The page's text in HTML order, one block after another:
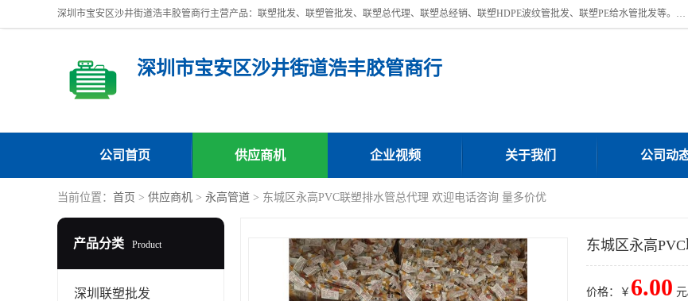
深圳市宝安区沙井街道浩丰胶管商行主营产品：联塑批发、联塑管批发、联塑总代理、联塑总经销、联塑HDPE波纹管批发、联塑PE给水管批发等。凭借服务以及多年的勤奋拼搏，发展成为一家销售各种管材管件，绝缘电工套管及配件等系列产品的贸易公司。公司秉承“顾客至上，锐意进取”的经营理念，坚持“客户至上”原则为广大客户提供的服务。欢迎惠顾！
深圳市宝安区沙井街道浩丰胶管商行
公司首页 供应商机 企业视频 关于我们 公司动
当前位置： 首页 > 供应商机 > 永高管道 > 东城区永高PVC联塑排水管总代理 欢迎电话咨询 量多价优
产品分类 Product
深圳联塑批发
东城区永高
价格：￥ 6.00